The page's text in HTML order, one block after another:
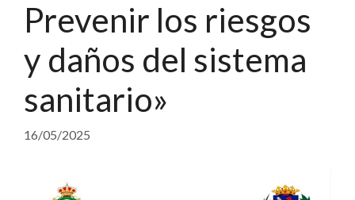
Prevenir los riesgos
y daños del sistema
sanitario»
16/05/2025